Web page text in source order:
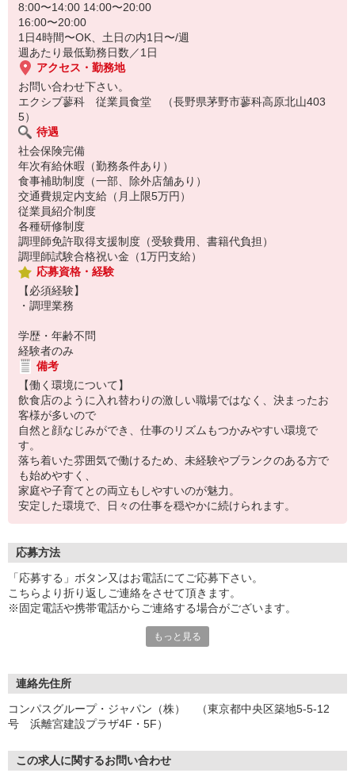
8:00〜14:00 14:00〜20:00
16:00〜20:00
1日4時間〜OK、土日の内1日〜/週
週あたり最低勤務日数／1日
アクセス・勤務地
お問い合わせ下さい。
エクシブ蓼科 従業員食堂 （長野県茅野市蓼科高原北山403
5）
待遇
社会保険完備
年次有給休暇（勤務条件あり）
食事補助制度（一部、除外店舗あり）
交通費規定内支給（月上限5万円）
従業員紹介制度
各種研修制度
調理師免許取得支援制度（受験費用、書籍代負担）
調理師試験合格祝い金（1万円支給）
応募資格・経験
【必須経験】
・調理業務
学歴・年齢不問
経験者のみ
備考
【働く環境について】
飲食店のように入れ替わりの激しい職場ではなく、決まったお
客様が多いので
自然と顔なじみができ、仕事のリズムもつかみやすい環境で
す。
落ち着いた雰囲気で働けるため、未経験やブランクのある方で
も始めやすく、
家庭や子育てとの両立もしやすいのが魅力。
安定した環境で、日々の仕事を穏やかに続けられます。
応募方法
「応募する」ボタン又はお電話にてご応募下さい。
こちらより折り返しご連絡をさせて頂きます。
※固定電話や携帯電話からご連絡する場合がございます。
［2］携帯のショートメッセージ（SMS）に質問フォームをお送り
メッセージに従ってご質問にご回答頂き、ご都合の良い面接日
程をご選択ください♪
連絡させて頂きます。
もっと見る
連絡先住所
コンパスグループ・ジャパン（株） （東京都中央区築地5-5-12
号 浜離宮建設プラザ4F・5F）
この求人に関するお問い合わせ